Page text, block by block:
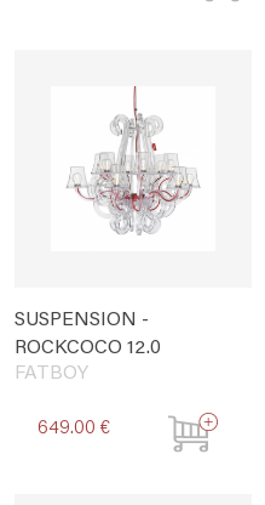
SUSPENSION -
ROCKCOCO 12.0
FATBOY
649.00 €